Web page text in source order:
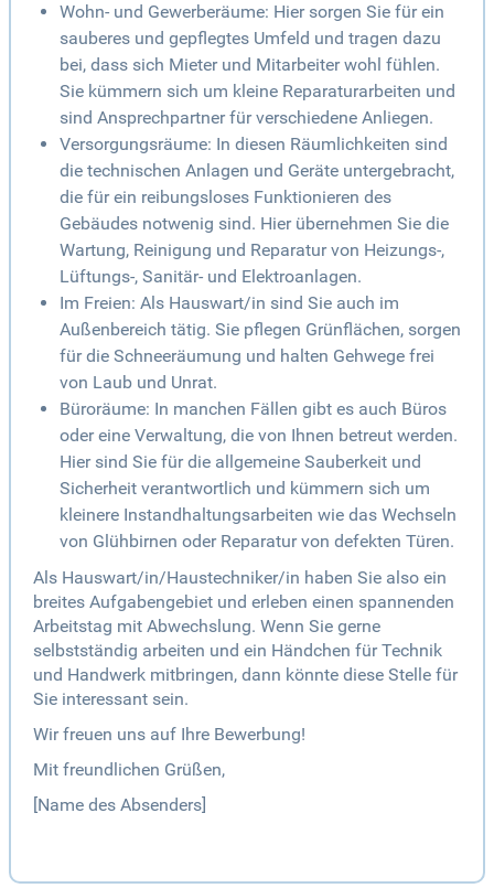
Wohn- und Gewerberäume: Hier sorgen Sie für ein
sauberes und gepflegtes Umfeld und tragen dazu
bei, dass sich Mieter und Mitarbeiter wohl fühlen.
Sie kümmern sich um kleine Reparaturarbeiten und
sind Ansprechpartner für verschiedene Anliegen.
Versorgungsräume: In diesen Räumlichkeiten sind
die technischen Anlagen und Geräte untergebracht,
die für ein reibungsloses Funktionieren des
Gebäudes notwenig sind. Hier übernehmen Sie die
Wartung, Reinigung und Reparatur von Heizungs-,
Lüftungs-, Sanitär- und Elektroanlagen.
Im Freien: Als Hauswart/in sind Sie auch im
Außenbereich tätig. Sie pflegen Grünflächen, sorgen
für die Schneeräumung und halten Gehwege frei
von Laub und Unrat.
Büroräume: In manchen Fällen gibt es auch Büros
oder eine Verwaltung, die von Ihnen betreut werden.
Hier sind Sie für die allgemeine Sauberkeit und
Sicherheit verantwortlich und kümmern sich um
kleinere Instandhaltungsarbeiten wie das Wechseln
von Glühbirnen oder Reparatur von defekten Türen.
Als Hauswart/in/Haustechniker/in haben Sie also ein
breites Aufgabengebiet und erleben einen spannenden
Arbeitstag mit Abwechslung. Wenn Sie gerne
selbstständig arbeiten und ein Händchen für Technik
und Handwerk mitbringen, dann könnte diese Stelle für
Sie interessant sein.
Wir freuen uns auf Ihre Bewerbung!
Mit freundlichen Grüßen,
[Name des Absenders]